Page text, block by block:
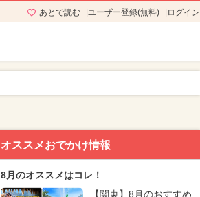
あとで読む ユーザー登録(無料) ログイン
オススメおでかけ情報
8月のオススメはコレ！
【関東】8月のおすすめ